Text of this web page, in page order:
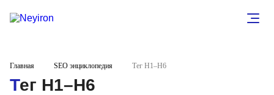
Главная SEO энциклопедия Тег H1–H6
Тег H1–H6